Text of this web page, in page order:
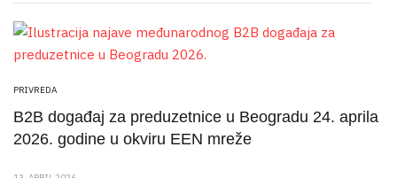
PRIVREDA
B2B događaj za preduzetnice u Beogradu 24. aprila
2026. godine u okviru EEN mreže